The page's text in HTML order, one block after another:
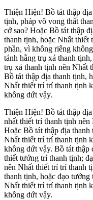
Thiện Hiện! Bồ tát thập
tịnh, pháp vô vong thất
cớ sao? Hoặc Bồ tát thập
thanh tịnh, hoặc Nhất
phần, vì không riêng
tánh hằng trụ xả thanh
trụ xả thanh tịnh nên Nhất
Bồ tát thập địa thanh tịnh,
Nhất thiết trí trí thanh tịnh
không dứt vậy.
Thiện Hiện! Bồ tát thập
nhất thiết trí thanh tịnh
Hoặc Bồ tát thập địa
Nhất thiết trí trí thanh tịnh
không dứt vậy. Bồ tát thập
thiết tướng trí thanh tịnh;
nên Nhất thiết trí trí thanh
thanh tịnh, hoặc đạo
Nhất thiết trí trí thanh tịnh
không dứt vậy.